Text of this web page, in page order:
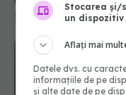
Stocarea și/
un dispozitiv
Aflați mai
Datele dvs. cu
informațiile de pe
și alte date de pe